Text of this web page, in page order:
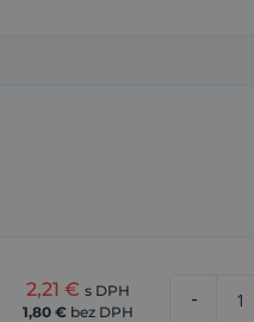
2,21 € s DPH
1,80 € bez DPH
-